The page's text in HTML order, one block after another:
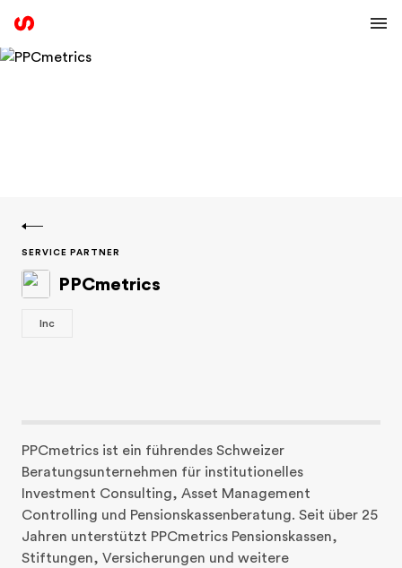
SERVICE PARTNER
PPCmetrics
Inc
PPCmetrics ist ein führendes Schweizer
Beratungsunternehmen für institutionelles
Investment Consulting, Asset Management
Controlling und Pensionskassenberatung. Seit über 25
Jahren unterstützt PPCmetrics Pensionskassen,
Stiftungen, Versicherungen und weitere